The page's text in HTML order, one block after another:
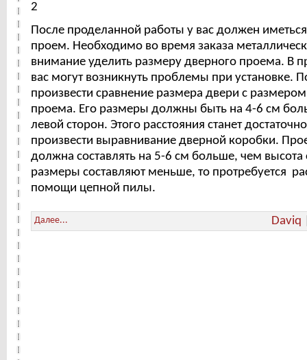
2
После проделанной работы у вас должен
проем. Необходимо во время заказа
внимание уделить размеру дверного проема. В
вас могут возникнуть проблемы при установке.
произвести сравнение размера двери с
проема. Его размеры должны быть на 4-6 см
левой сторон. Этого расстояния станет
произвести выравнивание дверной коробки.
должна составлять на 5-6 см больше, чем
размеры составляют меньше, то протребуется
помощи цепной пилы.
Далее... Daviq